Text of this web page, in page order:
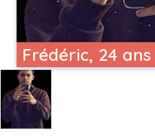
Frédéric, 24 ans